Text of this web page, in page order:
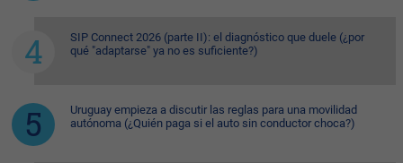
SIP Connect 2026 (parte II): el diagnóstico que duele (¿por
qué "adaptarse" ya no es suficiente?)
Uruguay empieza a discutir las reglas para una movilidad
autónoma (¿Quién paga si el auto sin conductor choca?)